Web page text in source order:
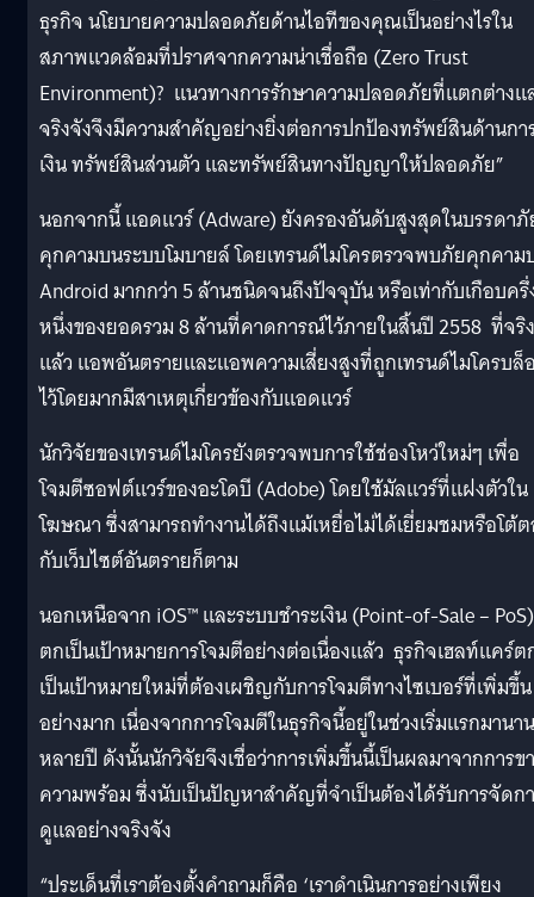
ธุรกิจ นโยบายความปลอดภัยด้านไอทีของคุณเป็นอย่างไรใน
สภาพแวดล้อมที่ปราศจากความน่าเชื่อถือ (Zero Trust
Environment)? แนวทางการรักษาความปลอดภัยที่แตกต่างแ
จริงจังจึงมีความสำคัญอย่างยิ่งต่อการปกป้องทรัพย์สินด้านกา
เงิน ทรัพย์สินส่วนตัว และทรัพย์สินทางปัญญาให้ปลอดภัย”
นอกจากนี้ แอดแวร์ (Adware) ยังครองอันดับสูงสุดในบรรดา
คุกคามบนระบบโมบายล์ โดยเทรนด์ไมโครตรวจพบภัยคุกคาม
Android มากกว่า 5 ล้านชนิดจนถึงปัจจุบัน หรือเท่ากับเกือบครึ่
หนึ่งของยอดรวม 8 ล้านที่คาดการณ์ไว้ภายในสิ้นปี 2558 ที่จริง
แล้ว แอพอันตรายและแอพความเสี่ยงสูงที่ถูกเทรนด์ไมโครบล็
ไว้โดยมากมีสาเหตุเกี่ยวข้องกับแอดแวร์
นักวิจัยของเทรนด์ไมโครยังตรวจพบการใช้ช่องโหว่ใหม่ๆ เพื่อ
โจมตีซอฟต์แวร์ของอะโดบี (Adobe) โดยใช้มัลแวร์ที่แฝงตัวใน
โฆษณา ซึ่งสามารถทำงานได้ถึงแม้เหยื่อไม่ได้เยี่ยมชมหรือโต้
กับเว็บไซต์อันตรายก็ตาม
นอกเหนือจาก iOS™ และระบบชำระเงิน (Point-of-Sale –
ตกเป็นเป้าหมายการโจมตีอย่างต่อเนื่องแล้ว ธุรกิจเฮลท์แคร์ต
เป็นเป้าหมายใหม่ที่ต้องเผชิญกับการโจมตีทางไซเบอร์ที่เพิ่มขึ้น
อย่างมาก เนื่องจากการโจมตีในธุรกิจนี้อยู่ในช่วงเริ่มแรกมานาน
หลายปี ดังนั้นนักวิจัยจึงเชื่อว่าการเพิ่มขึ้นนี้เป็นผลมาจากการข
ความพร้อม ซึ่งนับเป็นปัญหาสำคัญที่จำเป็นต้องได้รับการจัดก
ดูแลอย่างจริงจัง
“ประเด็นที่เราต้องตั้งคำถามก็คือ ‘เราดำเนินการอย่างเพียง